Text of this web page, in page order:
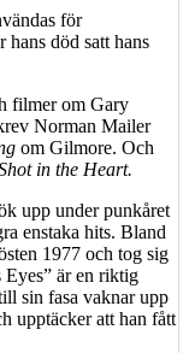
för
hans död satt hans
filmer om Gary
Norman Mailer
om Gilmore. Och
in the Heart.
upp under punkåret
enstaka hits. Bland
1977 och tog sig
Eyes” är en riktig
sin fasa vaknar upp
upptäcker att han fått